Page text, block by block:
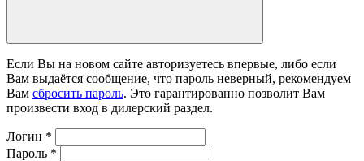
Если Вы на новом сайте авторизуетесь впервые, либо если
Вам выдаётся сообщение, что пароль неверный, рекомендуем
Вам сбросить пароль. Это гарантированно позволит Вам
произвести вход в дилерский раздел.
Логин *
Пароль *